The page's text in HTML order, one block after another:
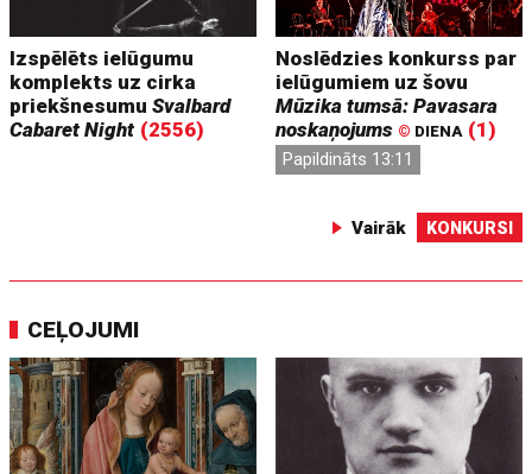
Izspēlēts ielūgumu
komplekts uz cirka
priekšnesumuSvalbard
Cabaret Night (2556)
Noslēdzies konkurss par
ielūgumiem uz šovu
Mūzika tumsā: Pavasara
noskaņojums © DIENA (1)
Papildināts 13:11
Vairāk KONKURSI
CEĻOJUMI